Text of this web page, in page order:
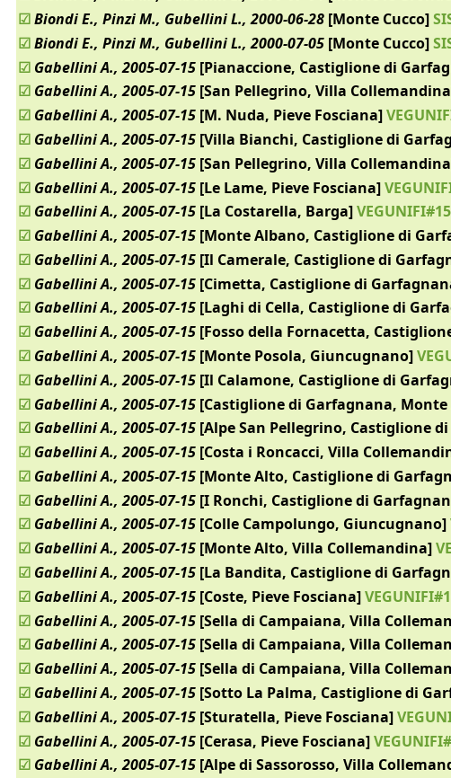
☑ Biondi E., Pinzi M., Gubellini L., 2000-06-28[Monte Cucco]
☑ Biondi E., Pinzi M., Gubellini L., 2000-07-05[Monte Cucco]
☑ Gabellini A., 2005-07-15[Pianaccione, Castiglione di
☑ Gabellini A., 2005-07-15[San Pellegrino, Villa
☑ Gabellini A., 2005-07-15[M. Nuda, Pieve Fosciana]
☑ Gabellini A., 2005-07-15[Villa Bianchi, Castiglione di
☑ Gabellini A., 2005-07-15[San Pellegrino, Villa
☑ Gabellini A., 2005-07-15[Le Lame, Pieve Fosciana]
☑ Gabellini A., 2005-07-15[La Costarella, Barga]
☑ Gabellini A., 2005-07-15[Monte Albano, Castiglione di
☑ Gabellini A., 2005-07-15[Il Camerale, Castiglione di
☑ Gabellini A., 2005-07-15[Cimetta, Castiglione di
☑ Gabellini A., 2005-07-15[Laghi di Cella, Castiglione di
☑ Gabellini A., 2005-07-15[Fosso della Fornacetta,
☑ Gabellini A., 2005-07-15[Monte Posola, Giuncugnano]
☑ Gabellini A., 2005-07-15[Il Calamone, Castiglione di
☑ Gabellini A., 2005-07-15[Castiglione di Garfagnana, Monte
☑ Gabellini A., 2005-07-15[Alpe San Pellegrino, Castiglione
☑ Gabellini A., 2005-07-15[Costa i Roncacci, Villa
☑ Gabellini A., 2005-07-15[Monte Alto, Castiglione di
☑ Gabellini A., 2005-07-15[I Ronchi, Castiglione di
☑ Gabellini A., 2005-07-15[Colle Campolungo, Giuncugnano]
☑ Gabellini A., 2005-07-15[Monte Alto, Villa Collemandina]
☑ Gabellini A., 2005-07-15[La Bandita, Castiglione di
☑ Gabellini A., 2005-07-15[Coste, Pieve Fosciana]
☑ Gabellini A., 2005-07-15[Sella di Campaiana, Villa
☑ Gabellini A., 2005-07-15[Sella di Campaiana, Villa
☑ Gabellini A., 2005-07-15[Sella di Campaiana, Villa
☑ Gabellini A., 2005-07-15[Sotto La Palma, Castiglione di
☑ Gabellini A., 2005-07-15[Sturatella, Pieve Fosciana]
☑ Gabellini A., 2005-07-15[Cerasa, Pieve Fosciana]
☑ Gabellini A., 2005-07-15[Alpe di Sassorosso, Villa